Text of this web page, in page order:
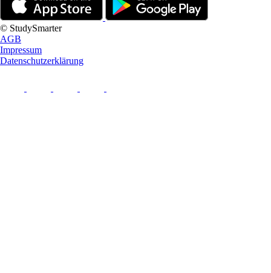
© StudySmarter
AGB
Impressum
Datenschutzerklärung